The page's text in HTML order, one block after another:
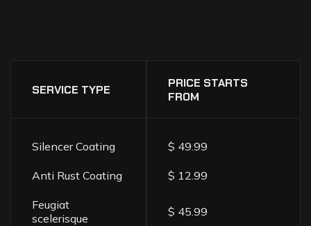
LIST
SERVICE TYPE
PRICE STARTS
FROM
Silencer Coating $ 49.99
Anti Rust Coating $ 12.99
Feugiat
scelerisque
$ 45.99